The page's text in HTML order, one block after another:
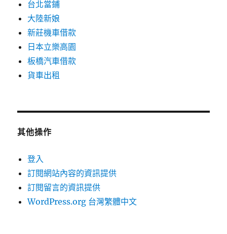
台北當鋪
大陸新娘
新莊機車借款
日本立樂高園
板橋汽車借款
貨車出租
其他操作
登入
訂閱網站內容的資訊提供
訂閱留言的資訊提供
WordPress.org 台灣繁體中文